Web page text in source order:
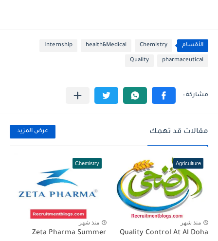
الأقسام Chemistry
health&Medical
Internship
pharmaceutical
Quality
مقالات قد تهمك عرض المزيد
Agriculture
منذ شهر
Quality Control At Al Doha
Chemistry
منذ شهر
Zeta Pharma Summer